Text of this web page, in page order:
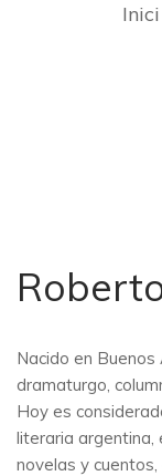
Inici
Nacido en
dramaturgo,
Hoy es
literaria argentina,
novelas y